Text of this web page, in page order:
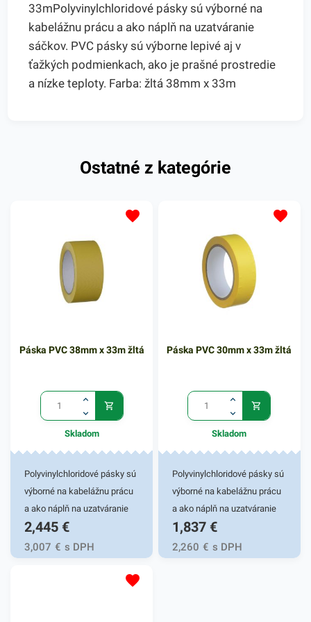
33mPolyvinylchloridové pásky sú výborné na
kabelážnu prácu a ako náplň na uzatváranie
sáčkov. PVC pásky sú výborne lepivé aj v
ťažkých podmienkach, ako je prašné prostredie
a nízke teploty. Farba: žltá 38mm x 33m
Ostatné z kategórie
Páska PVC 38mm x 33m žltá
Skladom
Polyvinylchloridové pásky sú
výborné na kabelážnu prácu
a ako náplň na uzatváranie
sáčkov. PVC pásky sú
výborne lepivé aj v ťažkých
podmienkach, ako je prašné
2,445 €
3,007 € s DPH
Páska PVC 30mm x 33m žltá
Skladom
Polyvinylchloridové pásky sú
výborné na kabelážnu prácu
a ako náplň na uzatváranie
sáčkov. PVC pásky sú
výborne lepivé aj v ťažkých
podmienkach, ako je prašné
1,837 €
2,260 € s DPH